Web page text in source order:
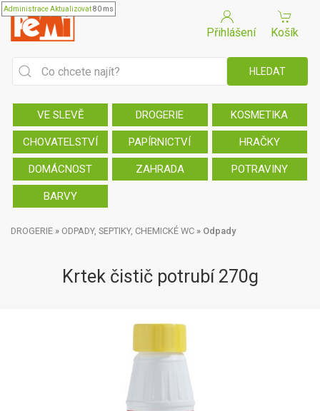
AdministraceAktualizovat80 ms
Přihlášení Košík
VE SLEVĚ DROGERIE KOSMETIKA
CHOVATELSTVÍ PAPÍRNICTVÍ HRAČKY
DOMÁCNOST ZAHRADA POTRAVINY
BARVY
DROGERIE » ODPADY, SEPTIKY, CHEMICKÉ WC » Odpady
Krtek čistič potrubí 270g